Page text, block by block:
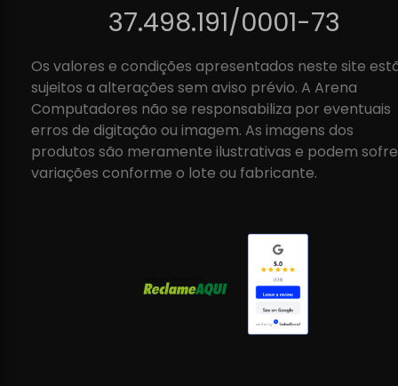
37.498.191/0001-73
Os valores e condições apresentados neste site
sujeitos a alterações sem aviso prévio. A Arena
Computadores não se responsabiliza por eventuais
erros de digitação ou imagem. As imagens dos
produtos são meramente ilustrativas e podem
variações conforme o lote ou fabricante.